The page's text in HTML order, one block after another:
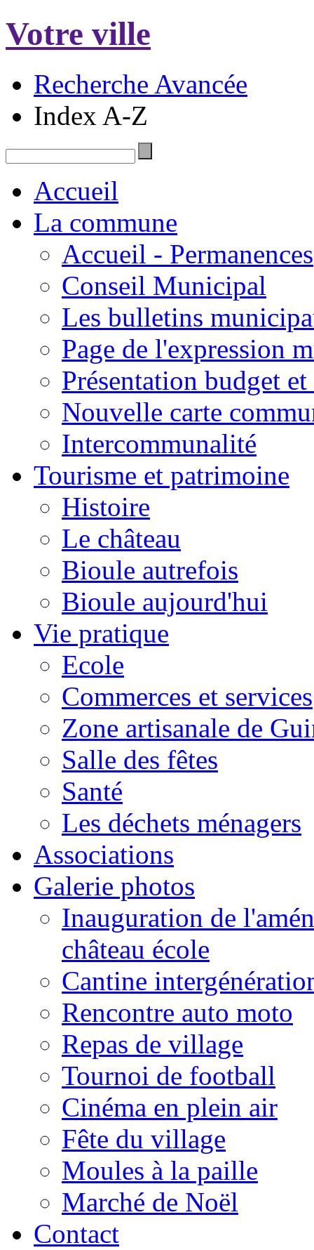
Votre ville
Recherche Avancée
Index A-Z
Accueil
La commune
Accueil - Permanences
Conseil Municipal
Les bulletins
Page de l'expression
Présentation budget
Nouvelle carte
Intercommunalité
Tourisme et patrimoine
Histoire
Le château
Bioule autrefois
Bioule aujourd'hui
Vie pratique
Ecole
Commerces et services
Zone artisanale de
Salle des fêtes
Santé
Les déchets ménagers
Associations
Galerie photos
Inauguration de
château école
Cantine
Rencontre auto moto
Repas de village
Tournoi de football
Cinéma en plein air
Fête du village
Moules à la paille
Marché de Noël
Contact